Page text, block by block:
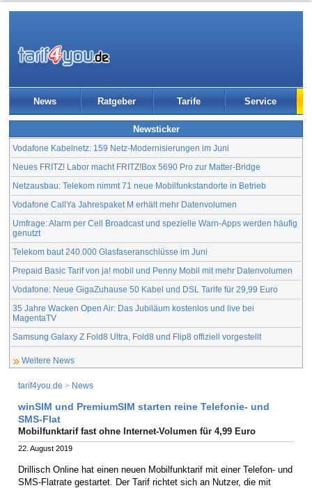
News Ratgeber Tarife Service
Newsticker
Vodafone Kabelnetz: 159 Netz-Modernisierungen im Juni
Neues FRITZ! Labor macht FRITZ!Box 5690 Pro zur Matter-Bridge
Netzausbau: Telekom nimmt 71 neue Mobilfunkstandorte in Betrieb
Vodafone CallYa Jahrespaket M erhält mehr Datenvolumen
Umfrage: Alarm per Cell Broadcast und spezielle Warn-Apps werden häufig
genutzt
Telekom baut 240.000 Glasfaseranschlüsse im Juni
Prepaid Basic Tarif von ja! mobil und Penny Mobil mit mehr Datenvolumen
Vodafone: Neue GigaZuhause 50 Kabel und DSL Tarife für 29,99 Euro
35 Jahre Wacken Open Air: Das Jubiläum kostenlos und live bei
MagentaTV
Samsung Galaxy Z Fold8 Ultra, Fold8 und Flip8 offiziell vorgestellt
Weitere News
tarif4you.de > News
winSIM und PremiumSIM starten reine Telefonie- und
SMS-Flat
Mobilfunktarif fast ohne Internet-Volumen für 4,99 Euro
22. August 2019
Drillisch Online hat einen neuen Mobilfunktarif mit einer Telefon- und
SMS-Flatrate gestartet. Der Tarif richtet sich an Nutzer, die mit